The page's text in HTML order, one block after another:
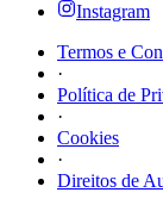
Instagram
Termos e
·
Política de
·
Cookies
·
Direitos de